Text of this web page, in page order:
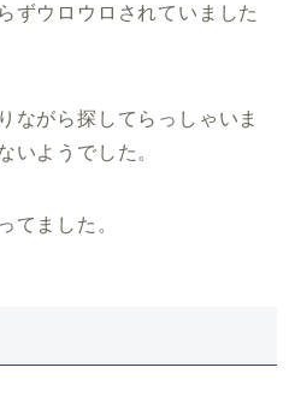
ずウロウロされていました
ながら探してらっしゃいま
いようでした。
てました。